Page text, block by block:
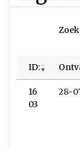
ID:
16
03
28-